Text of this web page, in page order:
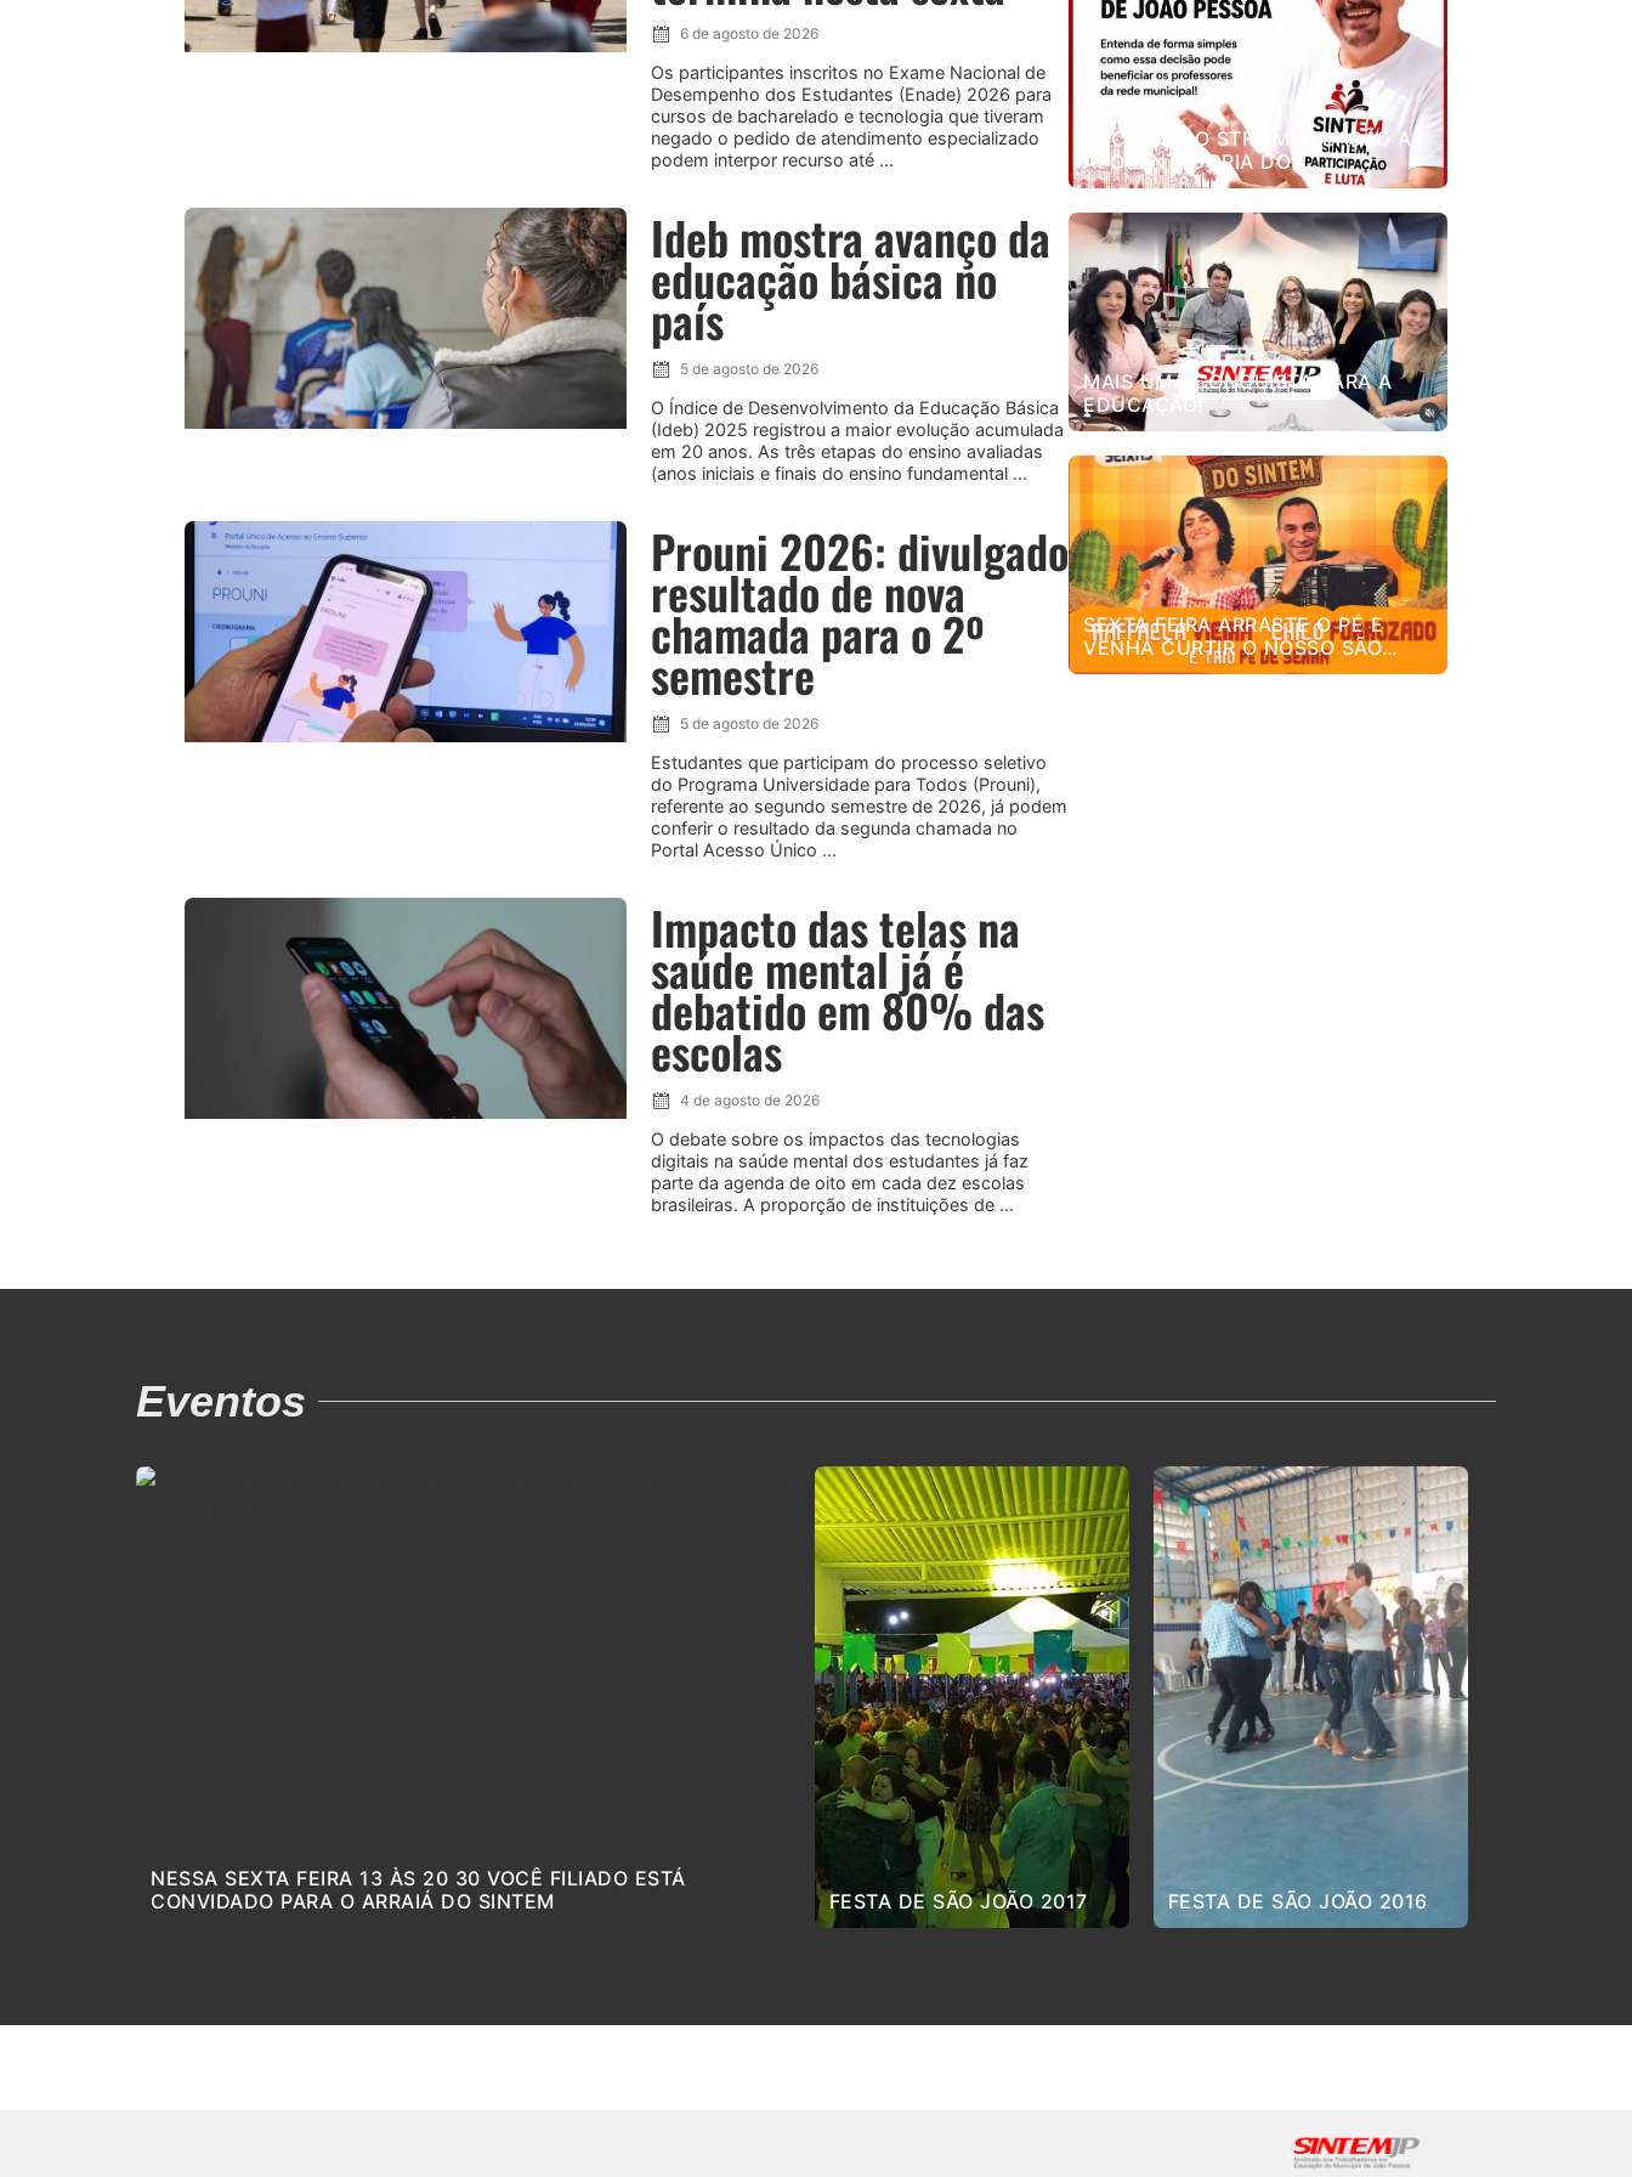
6 de agosto de 2026
Os participantes inscritos no Exame Nacional de
Desempenho dos Estudantes (Enade) 2026 para
cursos de bacharelado e tecnologia que tiveram
negado o pedido de atendimento especializado
podem interpor recurso até ...
Ideb mostra avanço da
educação básica no
país
5 de agosto de 2026
O Índice de Desenvolvimento da Educação Básica
(Ideb) 2025 registrou a maior evolução acumulada
em 20 anos. As três etapas do ensino avaliadas
(anos iniciais e finais do ensino fundamental ...
Prouni 2026: divulgado
resultado de nova
chamada para o 2º
semestre
5 de agosto de 2026
Estudantes que participam do processo seletivo
do Programa Universidade para Todos (Prouni),
referente ao segundo semestre de 2026, já podem
conferir o resultado da segunda chamada no
Portal Acesso Único ...
Impacto das telas na
saúde mental já é
debatido em 80% das
escolas
4 de agosto de 2026
O debate sobre os impactos das tecnologias
digitais na saúde mental dos estudantes já faz
parte da agenda de oito em cada dez escolas
brasileiras. A proporção de instituições de ...
DECISÃO DO STF EM RELAÇÃO A
APOSENTADORIA DOS
PROFESSORES.
MAIS UMA CONQUISTA PARA A
EDUCAÇÃO!
SEXTA FEIRA ARRASTE O PÉ E
VENHA CURTIR O NOSSO SÃO
JOÃO DO SINTEM! 🌽🎉
Eventos
NESSA SEXTA FEIRA 13 ÀS 20 30 VOCÊ FILIADO ESTÁ
CONVIDADO PARA O ARRAIÁ DO SINTEM
FESTA DE SÃO JOÃO 2017 FESTA DE SÃO JOÃO 2016